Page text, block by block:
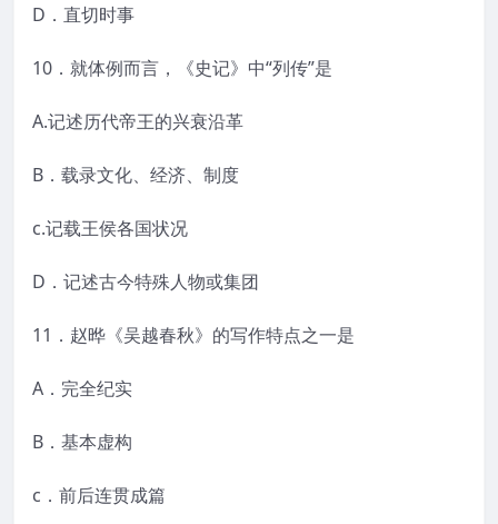
D．直切时事
10．就体例而言，《史记》中“列传”是
A.记述历代帝王的兴衰沿革
B．载录文化、经济、制度
c.记载王侯各国状况
D．记述古今特殊人物或集团
11．赵晔《吴越春秋》的写作特点之一是
A．完全纪实
B．基本虚构
c．前后连贯成篇